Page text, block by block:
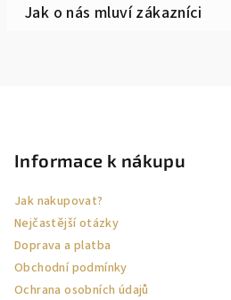
Informace k nákupu
Jak nakupovat?
Nejčastější otázky
Doprava a platba
Obchodní podmínky
Ochrana osobních údajů